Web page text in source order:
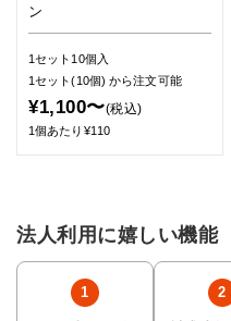
ン
1セット10個入
1セット(10個)から注文可能
¥1,100〜(税込)
1個あたり¥110
法人利用に嬉しい機能